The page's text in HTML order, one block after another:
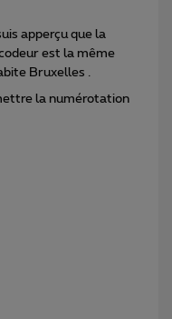
apperçu que la
est la même
Bruxelles .
la numérotation